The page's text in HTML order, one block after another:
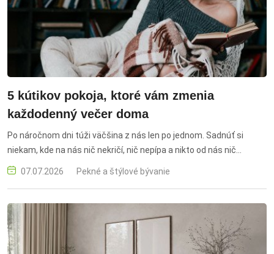
5 kútikov pokoja, ktoré vám zmenia
každodenný večer doma
Po náročnom dni túži väčšina z nás len po jednom. Sadnúť si
niekam, kde na nás nič nekričí, nič nepípa a nikto od nás nič
nepotrebuje. Problém je, že takéto miesto si doma málokto
vedome vytvorí. Namiesto toho končíme na gauči s telefónom v
07.07.2026 Pekné a štýlové bývanie